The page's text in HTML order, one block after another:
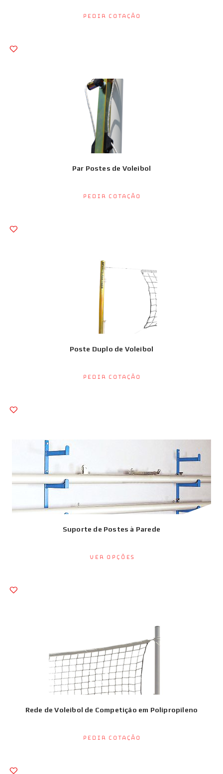
Pedir Cotação
Par Postes de Voleibol
Pedir Cotação
Poste Duplo de Voleibol
Pedir Cotação
Suporte de Postes à Parede
Ver opções
Rede de Voleibol de Competição em Polipropileno
Pedir Cotação